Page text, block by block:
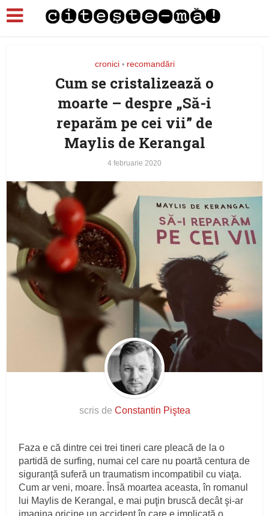
cronici • recomandări
Cum se cristalizează o
moarte – despre „Să-i
reparăm pe cei vii” de
Maylis de Kerangal
4 februarie 2020
scris de Constantin Piştea
Faza e că dintre cei trei tineri care pleacă de la o
partidă de surfing, numai cel care nu poartă centura de
siguranţă suferă un traumatism incompatibil cu viaţa.
Cum ar veni, moare. Însă moartea aceasta, în romanul
lui Maylis de Kerangal, e mai puţin bruscă decât şi-ar